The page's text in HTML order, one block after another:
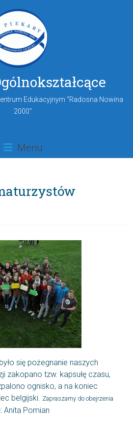
Edukacyjnym "Radosna Nowina
2000"
Menu
się pożegnanie naszych
zakopano tzw. kapsułę czasu,
ognisko, a na koniec
belgijski. Zapraszamy do obejrzenia
Anita Pomian